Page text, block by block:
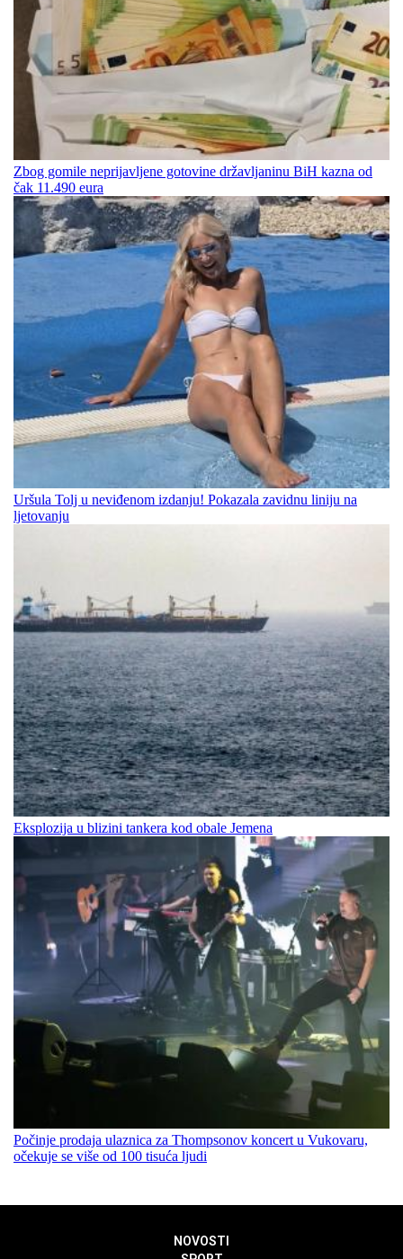
Zbog gomile neprijavljene gotovine državljaninu BiH kazna od
čak 11.490 eura
Uršula Tolj u neviđenom izdanju! Pokazala zavidnu liniju na
ljetovanju
Eksplozija u blizini tankera kod obale Jemena
Počinje prodaja ulaznica za Thompsonov koncert u Vukovaru,
očekuje se više od 100 tisuća ljudi
NOVOSTI